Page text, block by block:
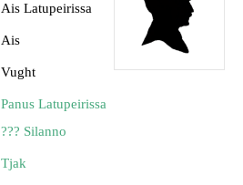
Ais Latupeirissa
Ais
Vught
Panus Latupeirissa
??? Silanno
Tjak